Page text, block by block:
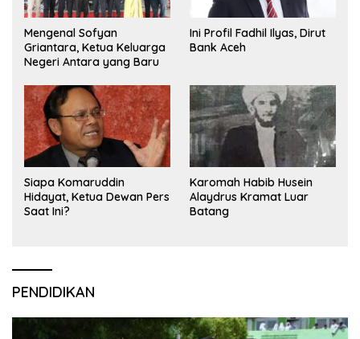
Mengenal Sofyan
Griantara, Ketua Keluarga
Negeri Antara yang Baru
Ini Profil Fadhil Ilyas, Dirut
Bank Aceh
Siapa Komaruddin
Hidayat, Ketua Dewan Pers
Saat Ini?
Karomah Habib Husein
Alaydrus Kramat Luar
Batang
PENDIDIKAN